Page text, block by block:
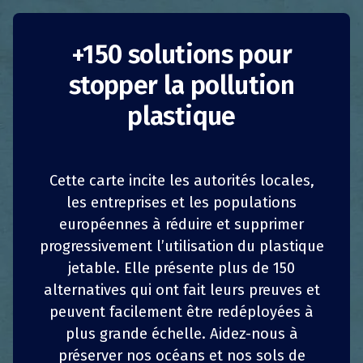
sans emballage
Danemark
Réduction de la consommation
Entreprises
En 2016, un ancien responsable export Franco-
Danois, Frédéric Hamburger, a fait date en
1 PARTAGER z PARTAGER
4 PARTAGER
+150 solutions pour
stopper la pollution
plastique
Cette carte incite les autorités locales,
les entreprises et les populations
européennes à réduire et supprimer
progressivement l’utilisation du plastique
jetable. Elle présente plus de 150
alternatives qui ont fait leurs preuves et
peuvent facilement être redéployées à
plus grande échelle. Aidez-nous à
préserver nos océans et nos sols de
1 PARTAGER z PARTAGER
4 PARTAGER